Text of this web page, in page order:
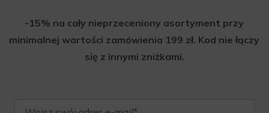
-15% na cały nieprzeceniony asortyment przy
minimalnej wartości zamówienia 199 zł. Kod nie łączy
się z innymi zniżkami.